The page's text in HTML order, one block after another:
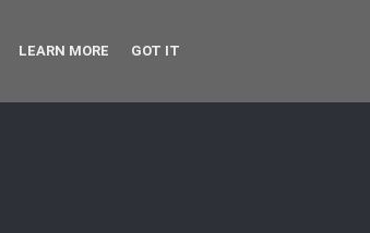
LEARN MORE GOT IT